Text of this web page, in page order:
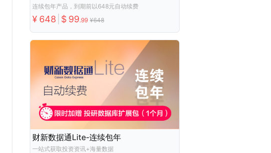
连续包年产品，到期前以648元自动续费
¥ 648 $ 99.99 ¥648
财新数据通Lite-连续包年
一站式获取投资资讯+海量数据